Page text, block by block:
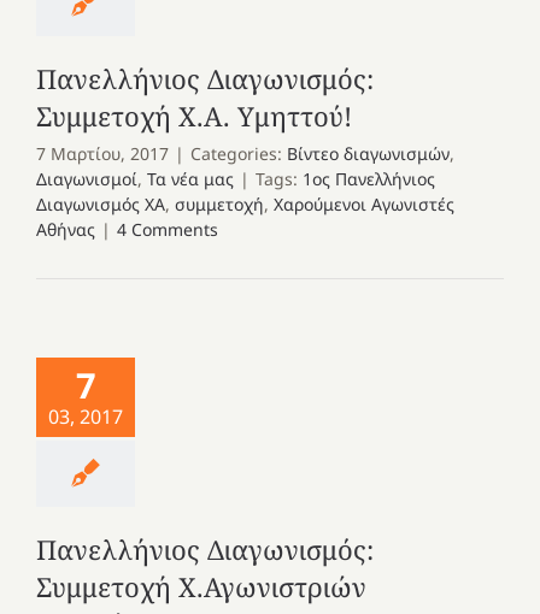
Πανελλήνιος Διαγωνισμός:
Συμμετοχή Χ.Α. Υμηττού!
7 Μαρτίου, 2017 | Categories: Βίντεο διαγωνισμών,
Διαγωνισμοί, Τα νέα μας | Tags: 1ος Πανελλήνιος
Διαγωνισμός ΧΑ, συμμετοχή, Χαρούμενοι Αγωνιστές
Αθήνας | 4 Comments
7
03, 2017
Πανελλήνιος Διαγωνισμός:
Συμμετοχή Χ.Αγωνιστριών